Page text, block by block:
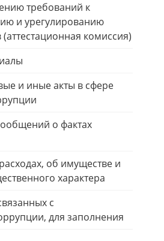
требований к
и урегулированию
комиссия)
и иные акты в сфере
о фактах
об имуществе и
характера
с
для заполнения